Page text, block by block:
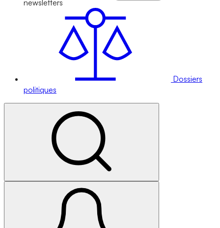
newsletters
Dossiers
politiques